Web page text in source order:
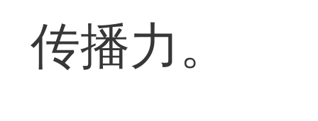
传播力。